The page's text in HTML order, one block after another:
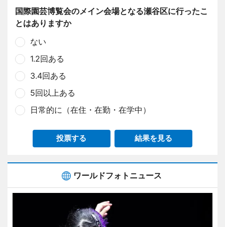
国際園芸博覧会のメイン会場となる瀬谷区に行ったこ
とはありますか
ない
1.2回ある
3.4回ある
5回以上ある
日常的に（在住・在勤・在学中）
投票する 結果を見る
ワールドフォトニュース